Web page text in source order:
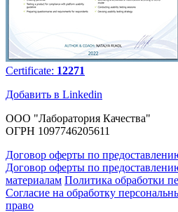
Certificate: 12271
Добавить в Linkedin
ООО "Лаборатория Качества"
ОГРН 1097746205611
Договор оферты по
Договор оферты по
материалам Политика обработки
Согласие на обработку
право